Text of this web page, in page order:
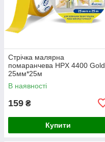
Стрічка малярна
помаранчева HPX 4400 Gold
25мм*25м
В наявності
159 ₴
Купити